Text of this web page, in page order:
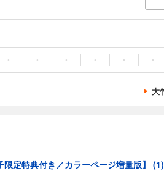
・ ・ ・ ・ ・ ・
大
定特典付き／カラーページ増量版】 (1)